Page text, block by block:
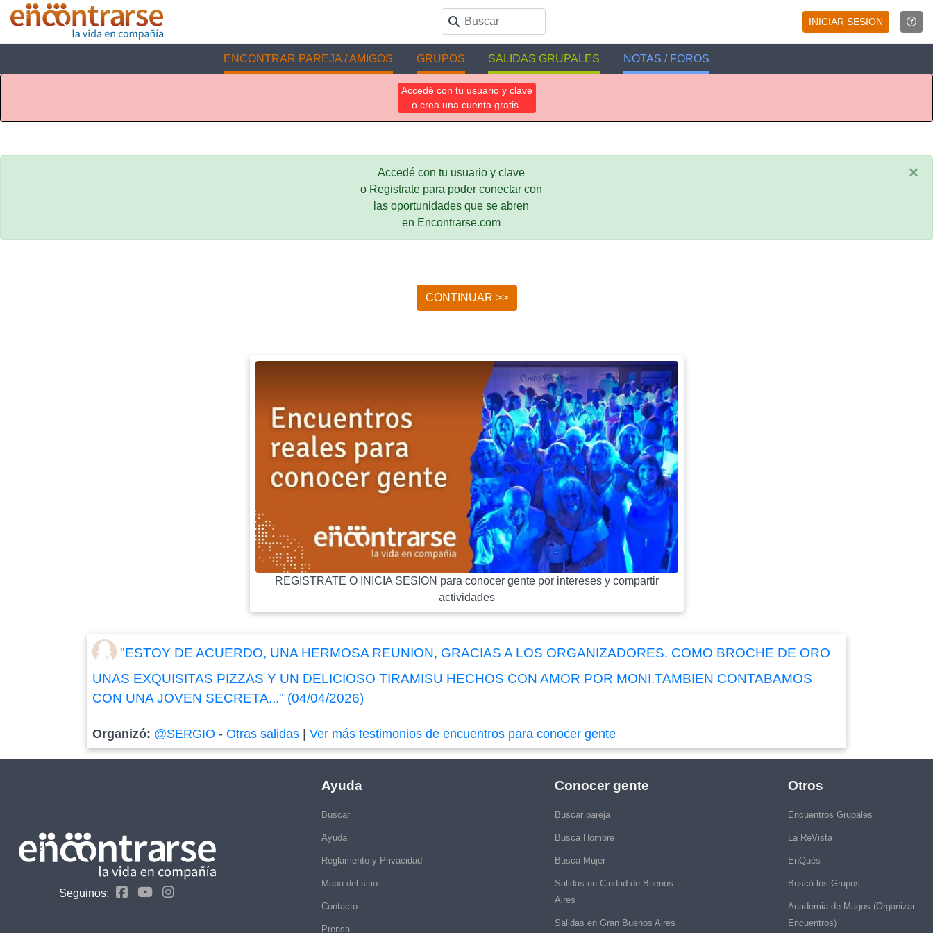
INICIAR SESION
ENCONTRAR PAREJA / AMIGOS GRUPOS SALIDAS GRUPALES NOTAS / FOROS
Accedé con tu usuario y clave
o crea una cuenta gratis.
Accedé con tu usuario y clave
o Registrate para poder conectar con
las oportunidades que se abren
en Encontrarse.com
×
CONTINUAR >>
REGISTRATE O INICIA SESION para conocer gente por intereses y compartir
actividades
"ESTOY DE ACUERDO, UNA HERMOSA REUNION, GRACIAS A LOS ORGANIZADORES. COMO BROCHE DE ORO
UNAS EXQUISITAS PIZZAS Y UN DELICIOSO TIRAMISU HECHOS CON AMOR POR MONI.TAMBIEN CONTABAMOS
CON UNA JOVEN SECRETA..." (04/04/2026)
Organizó: @SERGIO -Otras salidas |Ver más testimonios de encuentros para conocer gente
Seguinos:
Ayuda
Buscar
Ayuda
Reglamento y Privacidad
Mapa del sitio
Contacto
Prensa
Conocer gente
Buscar pareja
Busca Hombre
Busca Mujer
Salidas en Ciudad de Buenos
Aires
Salidas en Gran Buenos Aires
Otros
Encuentros Grupales
La ReVista
EnQués
Buscá los Grupos
Academia de Magos (Organizar
Encuentros)